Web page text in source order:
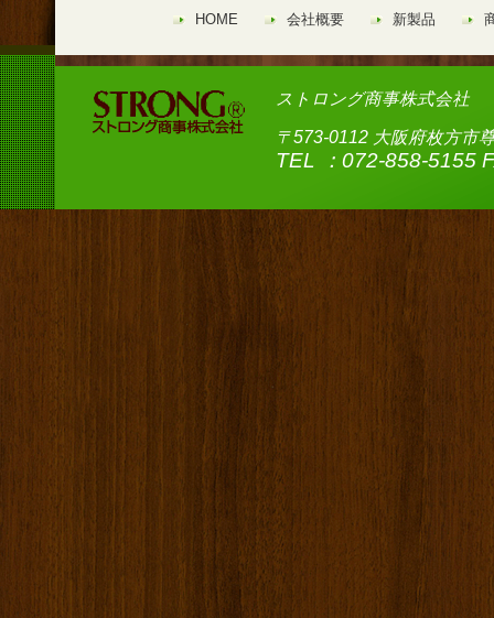
HOME 会社概要 新製品
ストロング商事株式会社
〒573-0112 大阪府枚方市
TEL ：072-858-5155